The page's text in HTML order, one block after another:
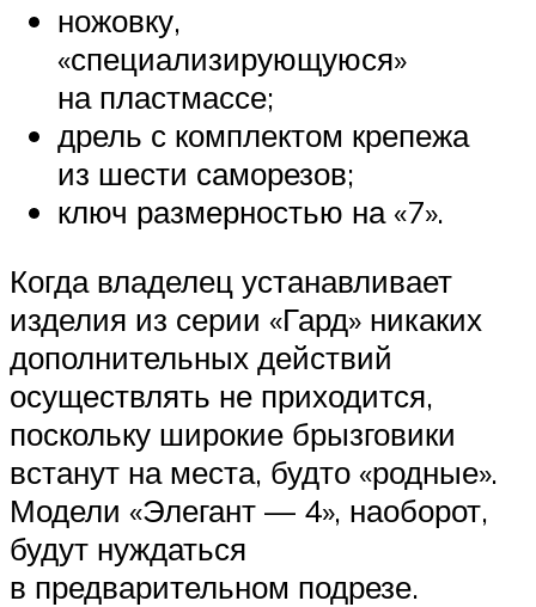
ножовку,
«специализирующуюся»
на пластмассе;
дрель с комплектом крепежа
из шести саморезов;
ключ размерностью на «7».
Когда владелец устанавливает
изделия из серии «Гард» никаких
дополнительных действий
осуществлять не приходится,
поскольку широкие брызговики
встанут на места, будто «родные».
Модели «Элегант — 4», наоборот,
будут нуждаться
в предварительном подрезе.